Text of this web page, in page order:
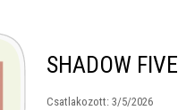
SHADOW FIVE
Csatlakozott: 3/5/2026